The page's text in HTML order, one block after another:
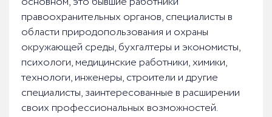
правоохранительных органов, специалисты в
области природопользования и охраны
окружающей среды, бухгалтеры и экономисты,
психологи, медицинские работники, химики,
технологи, инженеры, строители и другие
специалисты, заинтересованные в расширении
своих профессиональных возможностей.